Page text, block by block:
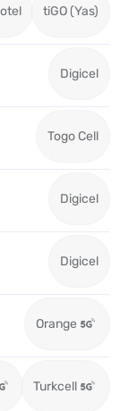
tiGO (Yas)
Digicel
Togo Cell
Digicel
Digicel
Orange
Turkcell